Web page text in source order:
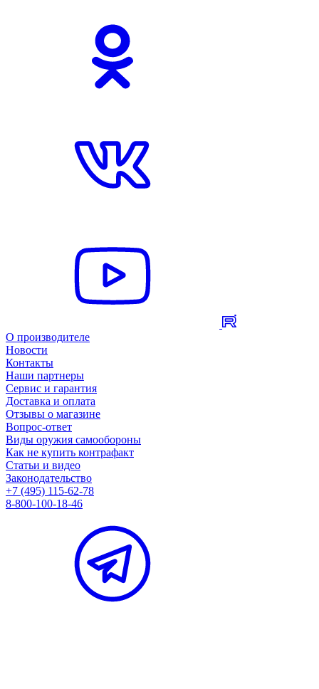
О производителе
Новости
Контакты
Наши партнеры
Сервис и гарантия
Доставка и оплата
Отзывы о магазине
Вопрос-ответ
Виды оружия самообороны
Как не купить контрафакт
Статьи и видео
Законодательство
+7 (495) 115-62-78
8-800-100-18-46